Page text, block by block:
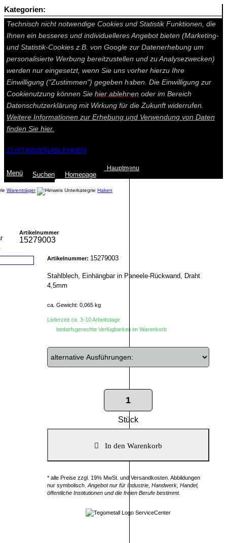
Auf dieser Seite werden technisch notwendige Cookies gesetzt.
Technisch nicht notwendige Cookies und Statistik Funktionen, die
Ihnen ein besseres und individuelleres Angebot bieten (Marketing-
und Statistik-Cookies z.B. von Google zur Datenerhebung um
personalisierte Werbung bereitzustellen und zu Analysezwecken)
werden nur eingesetzt, wenn Sie uns vorher hierzu Ihre
Einwilligung ("Zustimmen") gegeben haben. Die Einwilligung zur
Cookienutzung können Sie hier ablehnen oder im Bereich
Datenschutzerklärung mit Wirkung für die Zukunft widerrufen.
Weitere Informationen zur Erhebung und Verwendung von Daten
finden Sie hier.
ZUSTIMMENABLEHNEN
Menü Suchen Homepage
Hauptmenu
Warenträger Haken
Artikelnummer
15279003
Artikelnummer: 15279003
Stahlblech, Einhängbar in Paneele-Rückwand, Draht
4,5mm
ca. Gewicht: 0,065 kg
Lieferzeit ca. 3-10 Arbeitstage
bedarfsgerechte Verfügbarkeit im Warenkorb
Stück
* alle Preise zzgl. 19% MwSt. und Versandkosten. Abbildungen
nur symbolisch. Angebot nur für Industrie, Handwerk, Handel,
öffentliche Institutionen und die freien Berufe bestimmt.
Kategorien: